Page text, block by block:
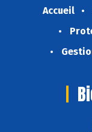
Accueil